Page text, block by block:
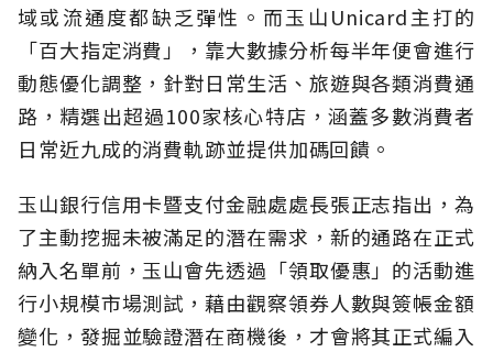
域或流通度都缺乏彈性。而玉山Unicard主打的
「百大指定消費」，靠大數據分析每半年便會進行
動態優化調整，針對日常生活、旅遊與各類消費通
路，精選出超過100家核心特店，涵蓋多數消費者
日常近九成的消費軌跡並提供加碼回饋。
玉山銀行信用卡暨支付金融處處長張正志指出，為
了主動挖掘未被滿足的潛在需求，新的通路在正式
納入名單前，玉山會先透過「領取優惠」的活動進
行小規模市場測試，藉由觀察領券人數與簽帳金額
變化，發掘並驗證潛在商機後，才會將其正式編入